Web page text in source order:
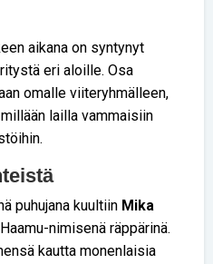
aikana on syntynyt
eri aloille. Osa
omalle viiteryhmälleen,
lailla vammaisiin
puhujana kuultiin Mika
nimisenä räppärinä.
kautta monenlaisia